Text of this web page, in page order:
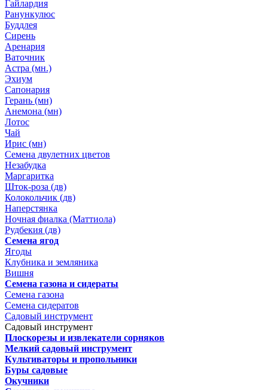
Гайлардия
Ранункулюс
Буддлея
Сирень
Аренария
Ваточник
Астра (мн.)
Эхиум
Сапонария
Герань (мн)
Анемона (мн)
Лотос
Чай
Ирис (мн)
Семена двулетних цветов
Незабудка
Маргаритка
Шток-роза (дв)
Колокольчик (дв)
Наперстянка
Ночная фиалка (Маттиола)
Рудбекия (дв)
Семена ягод
Ягоды
Клубника и земляника
Вишня
Семена газона и сидераты
Семена газона
Семена сидератов
Садовый инструмент
Садовый инструмент
Плоскорезы и извлекатели сорняков
Мелкий садовый инструмент
Культиваторы и пропольники
Буры садовые
Окучники